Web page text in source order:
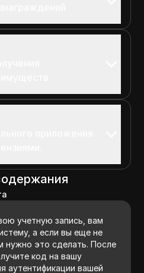
учетную запись, вам
а если вы еще не
нужно это сделать. После
код на вашу
аутентификации вашей